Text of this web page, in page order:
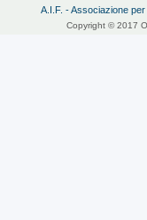
A.I.F. - Associazione
Copyright © 2017